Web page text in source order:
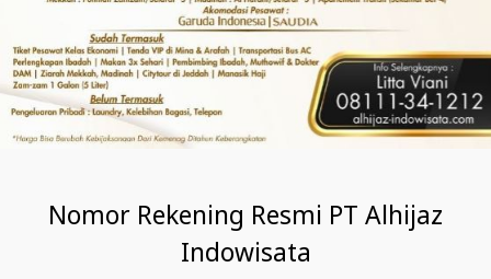
Nomor Rekening Resmi PT Alhijaz
Indowisata